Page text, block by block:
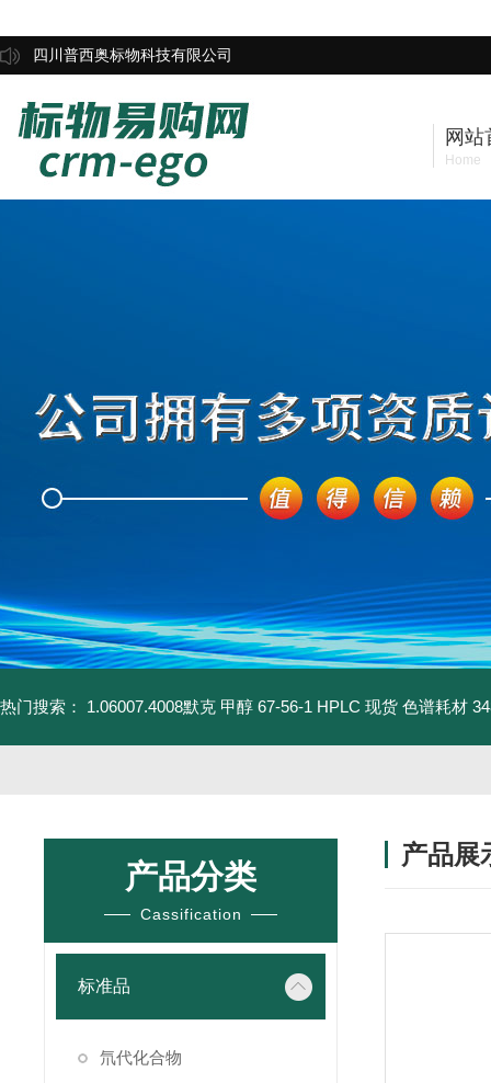
四川普西奥标物科技有限公司
网站
Home
热门搜索： 1.06007.4008默克 甲醇 67-56-1 HPLC 现货 色谱耗材
产品分类
Cassification
标准品
氘代化合物
产品展